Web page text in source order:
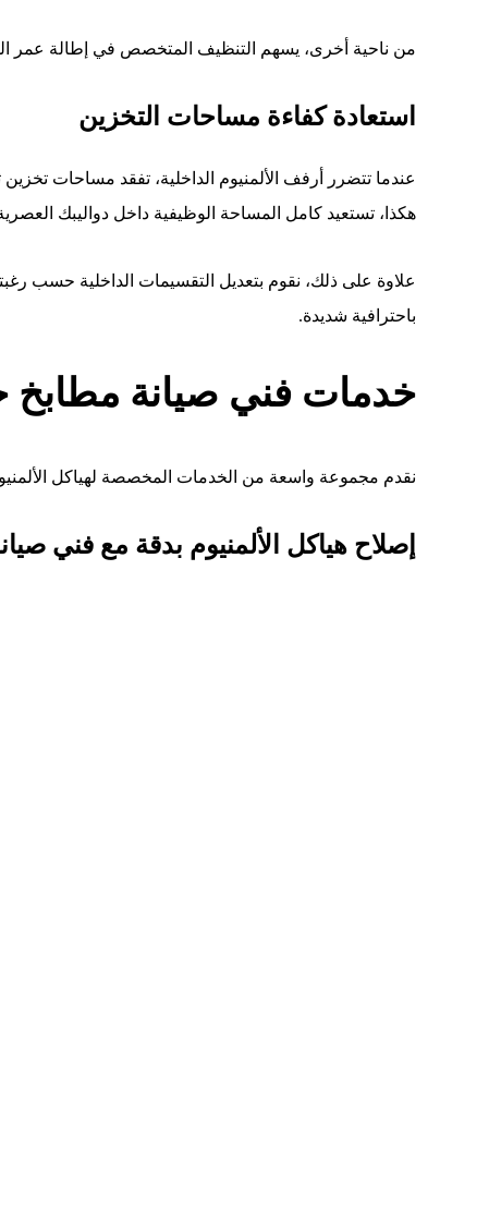
من ناحية أخرى، يسهم التنظيف المتخصص في إطالة عمر
استعادة كفاءة مساحات التخزين
عندما تتضرر أرفف الألمنيوم الداخلية، تفقد مساحات
هكذا، تستعيد كامل المساحة الوظيفية داخل دواليبك
علاوة على ذلك، نقوم بتعديل التقسيمات الداخلية حسب
باحترافية شديدة.
خدمات فني صيانة مطابخ
نقدم مجموعة واسعة من الخدمات المخصصة لهياكل
إصلاح هياكل الألمنيوم بدقة مع فني